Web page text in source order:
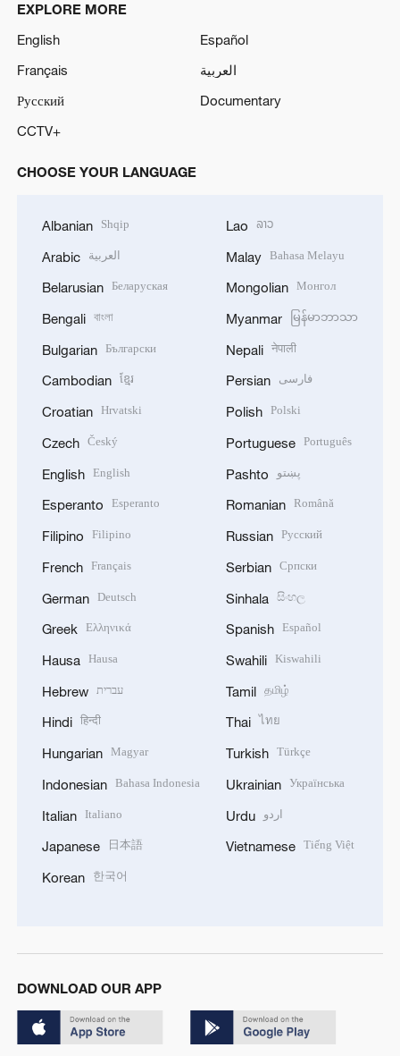
EXPLORE MORE
English
Español
Français
العربية
Русский
Documentary
CCTV+
CHOOSE YOUR LANGUAGE
Albanian Shqip
Arabic العربية
Belarusian Беларуская
Bengali বাংলা
Bulgarian Български
Cambodian ខ្មែរ
Croatian Hrvatski
Czech Český
English English
Esperanto Esperanto
Filipino Filipino
French Français
German Deutsch
Greek Ελληνικά
Hausa Hausa
Hebrew עברית
Hindi हिन्दी
Hungarian Magyar
Indonesian Bahasa Indonesia
Italian Italiano
Japanese 日本語
Korean 한국어
Lao ລາວ
Malay Bahasa Melayu
Mongolian Монгол
Myanmar မြန်မာဘာသာ
Nepali नेपाली
Persian فارسی
Polish Polski
Portuguese Português
Pashto پښتو
Romanian Română
Russian Русский
Serbian Српски
Sinhala සිංහල
Spanish Español
Swahili Kiswahili
Tamil தமிழ்
Thai ไทย
Turkish Türkçe
Ukrainian Українська
Urdu اردو
Vietnamese Tiếng Việt
DOWNLOAD OUR APP